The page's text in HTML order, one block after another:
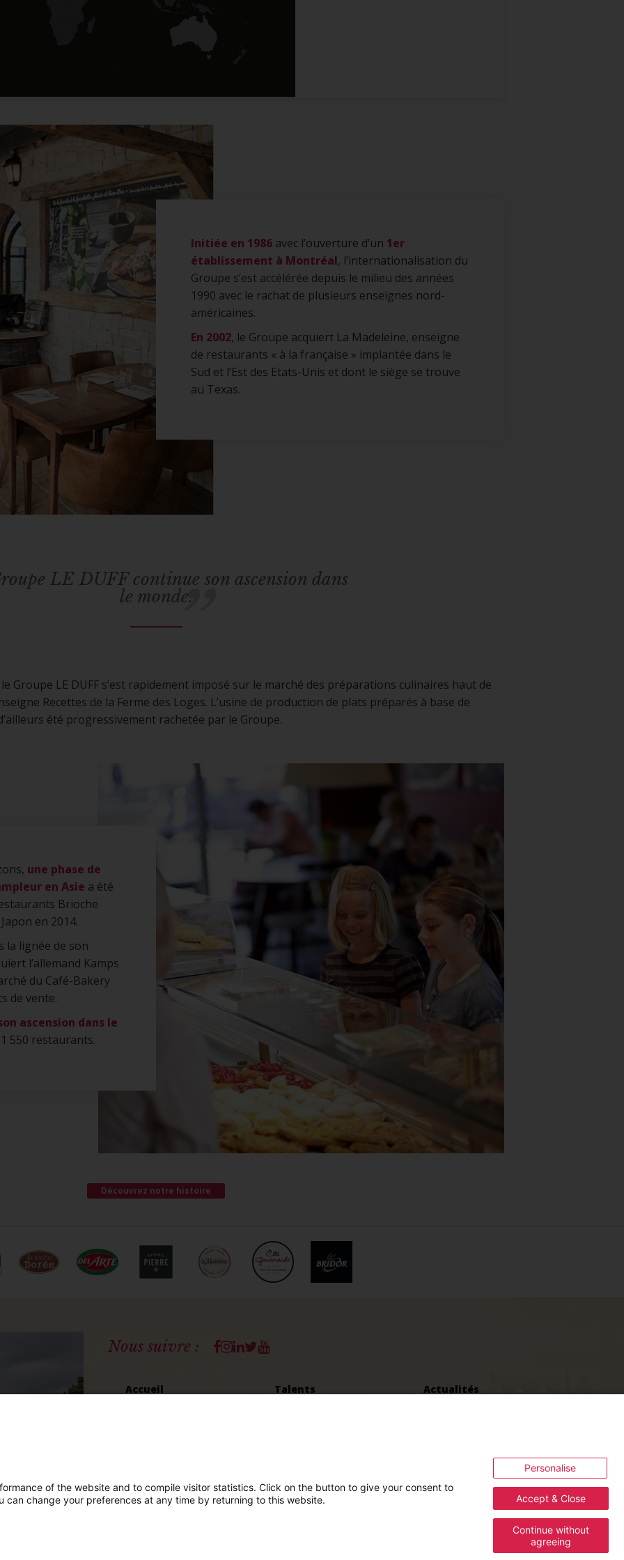
Initiée en 1986 avec l’ouverture d’un 1er
établissement à Montréal, l’internationalisation du
Groupe s’est accélérée depuis le milieu des années
1990 avec le rachat de plusieurs enseignes nord-
américaines.
En 2002, le Groupe acquiert La Madeleine, enseigne
de restaurants « à la française » implantée dans le
Sud et l’Est des Etats-Unis et dont le siège se trouve
au Texas.
LE DUFF continue son ascension dans
le monde.
Groupe LE DUFF s’est rapidement imposé sur le marché des préparations culinaires haut de
Recettes de la Ferme des Loges. L’usine de production de plats préparés à base de
été progressivement rachetée par le Groupe.
une phase de
en Asie a été
Brioche
en 2014.
la lignée de son
l’allemand Kamps
du Café-Bakery
de vente.
ascension dans le
550 restaurants.
Découvrez notre histoire
Nous suivre : Facebook
Instagram
Linkedin
Twitter
Youtube
Accueil
Talents
Actualités
Politique de gestion des cookies
Politique données personnelles
Accessibilité : partiellement
of the website and to compile visitor statistics. Click on the button to give your consent to
change your preferences at any time by returning to this website.
Personalise
Accept & Close
Continue without
agreeing